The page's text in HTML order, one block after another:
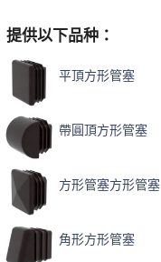
提供以下品种：
平頂方形管塞
帶圓頂方形管塞
方形管塞方形管塞
角形方形管塞